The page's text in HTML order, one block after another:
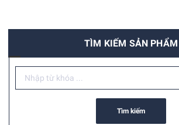
TÌM KIẾM SẢN PHẨM
Tìm kiếm